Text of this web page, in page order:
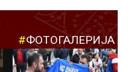
#ФОТОГАЛЕРИЈА